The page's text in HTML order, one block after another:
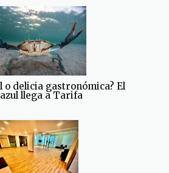
o delicia gastronómica? El
llega a Tarifa